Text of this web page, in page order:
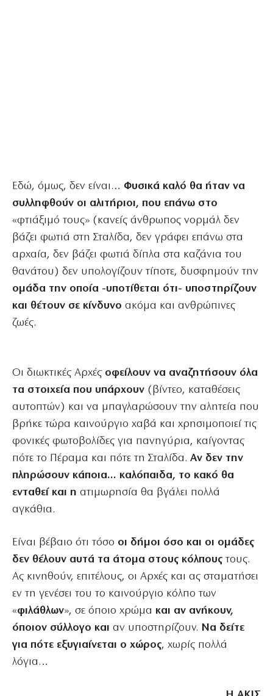
Εδώ, όμως, δεν είναι… Φυσικά καλό θα ήταν να
συλληφθούν οι αλιτήριοι, που επάνω στο
«φτιάξιμό τους» (κανείς άνθρωπος νορμάλ δεν
βάζει φωτιά στη Σταλίδα, δεν γράφει επάνω στα
αρχαία, δεν βάζει φωτιά δίπλα στα καζάνια του
θανάτου) δεν υπολογίζουν τίποτε, δυσφημούν την
ομάδα την οποία -υποτίθεται ότι- υποστηρίζουν
και θέτουν σε κίνδυνο ακόμα και ανθρώπινες
ζωές.
Οι διωκτικές Αρχές οφείλουν να αναζητήσουν όλα
τα στοιχεία που υπάρχουν (βίντεο, καταθέσεις
αυτοπτών) και να μπαγλαρώσουν την αλητεία που
βρήκε τώρα καινούργιο χαβά και χρησιμοποιεί τις
φονικές φωτοβολίδες για πανηγύρια, καίγοντας
πότε το Πέραμα και πότε τη Σταλίδα. Αν δεν την
πληρώσουν κάποια… καλόπαιδα, το κακό θα
ενταθεί και η ατιμωρησία θα βγάλει πολλά
αγκάθια.
Είναι βέβαιο ότι τόσο οι δήμοι όσο και οι ομάδες
δεν θέλουν αυτά τα άτομα στους κόλπους τους.
Ας κινηθούν, επιτέλους, οι Αρχές και ας σταματήσει
εν τη γενέσει του το καινούργιο κόλπο των
«φιλάθλων», σε όποιο χρώμα και αν ανήκουν,
όποιον σύλλογο και αν υποστηρίζουν. Να δείτε
για πότε εξυγιαίνεται ο χώρος, χωρίς πολλά
λόγια…